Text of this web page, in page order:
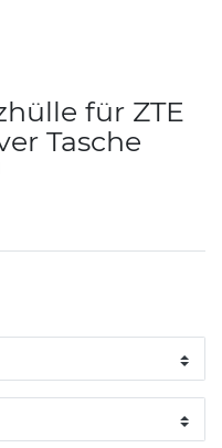
für ZTE
Tasche